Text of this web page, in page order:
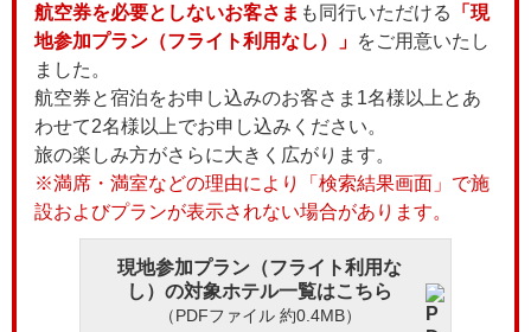
航空券を必要としないお客さま も同行いただける
「現
地参加プラン（フライト利用なし）」 をご用意いたし
ました。
航空券と宿泊をお申し込みのお客さま1名様以上とあ
わせて2名様以上でお申し込みください。
旅の楽しみ方がさらに大きく広がります。
※満席・満室などの理由により「検索結果画面」で施
設およびプランが表示されない場合があります。
現地参加プラン（フライト利用な
し）の対象ホテル一覧はこちら
（PDFファイル 約0.4MB）